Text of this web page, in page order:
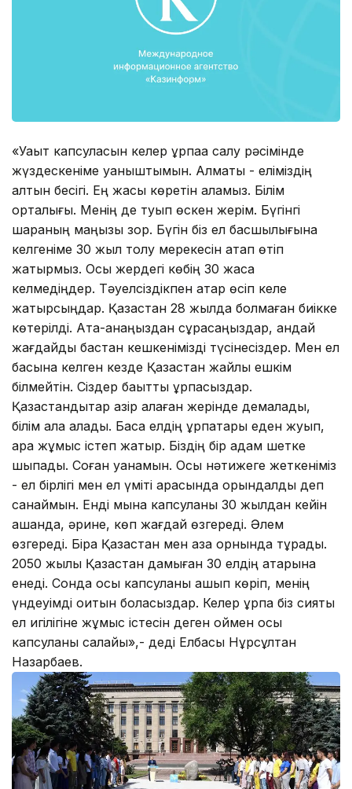
«Уақыт капсуласын келер ұрпаққа салу рәсімінде
жүздескеніме қуаныштымын. Алматы - еліміздің
алтын бесігі. Ең жақсы көретін қаламыз. Білім
орталығы. Менің де туып өскен жерім. Бүгінгі
шараның маңызы зор. Бүгін біз ел басшылығына
келгеніме 30 жыл толу мерекесін атап өтіп
жатырмыз. Осы жердегі көбің 30 жасқа
келмедіңдер. Тәуелсіздікпен қатар өсіп келе
жатырсыңдар. Қазақстан 28 жылда болмаған биікке
көтерілді. Ата-анаңыздан сұрасаңыздар, қандай
жағдайды бастан кешкенімізді түсінесіздер. Мен ел
басына келген кезде Қазақстан жайлы ешкім
білмейтін. Сіздер бақытты ұрпақсыздар.
Қазақстандықтар қазір қалаған жерінде демалады,
білім ала алады. Басқа елдің ұрпақтары еден жуып,
қара жұмыс істеп жатыр. Біздің бір адам шетке
шықпады. Соған қуанамын. Осы нәтижеге жеткеніміз
- ел бірлігі мен ел үміті арқасында орындалды деп
санаймын. Енді мына капсуланы 30 жылдан кейін
ашқанда, әрине, көп жағдай өзгереді. Әлем
өзгереді. Бірақ Қазақстан мен қазақ орнында тұрады.
2050 жылы Қазақстан дамыған 30 елдің қатарына
енеді. Сонда осы капсуланы ашып көріп, менің
үндеуімді оқитын боласыздар. Келер ұрпақ біз сияқты
ел игілігіне жұмыс істесін деген оймен осы
капсуланы салайық»,- деді Елбасы Нұрсұлтан
Назарбаев.